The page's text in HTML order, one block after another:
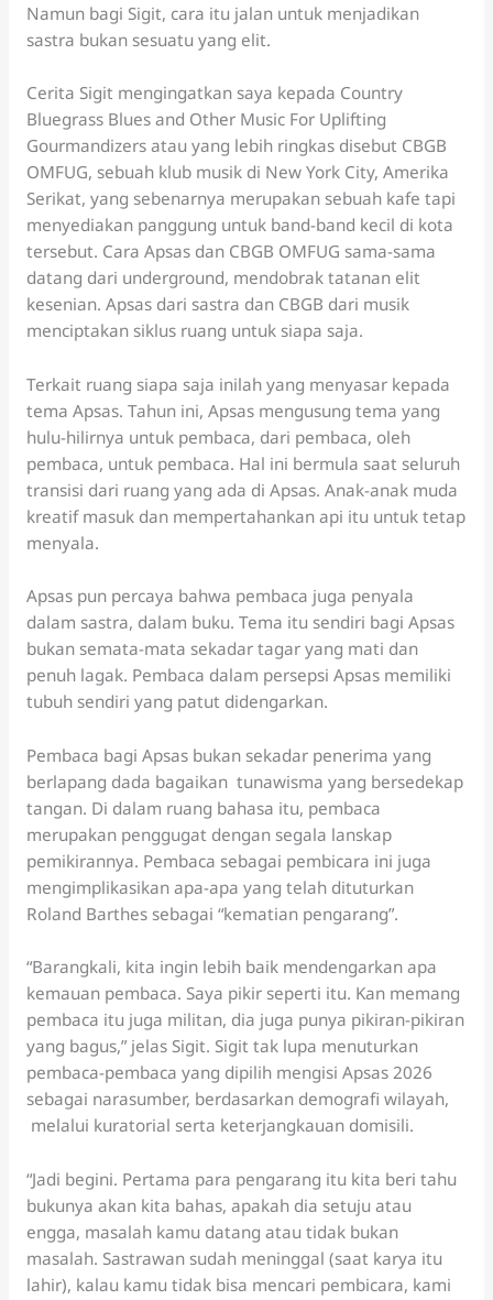
Namun bagi Sigit, cara itu jalan untuk menjadikan
sastra bukan sesuatu yang elit.
Cerita Sigit mengingatkan saya kepada Country
Bluegrass Blues and Other Music For Uplifting
Gourmandizers atau yang lebih ringkas disebut CBGB
OMFUG, sebuah klub musik di New York City, Amerika
Serikat, yang sebenarnya merupakan sebuah kafe tapi
menyediakan panggung untuk band-band kecil di kota
tersebut. Cara Apsas dan CBGB OMFUG sama-sama
datang dari underground, mendobrak tatanan elit
kesenian. Apsas dari sastra dan CBGB dari musik
menciptakan siklus ruang untuk siapa saja.
Terkait ruang siapa saja inilah yang menyasar kepada
tema Apsas. Tahun ini, Apsas mengusung tema yang
hulu-hilirnya untuk pembaca, dari pembaca, oleh
pembaca, untuk pembaca. Hal ini bermula saat seluruh
transisi dari ruang yang ada di Apsas. Anak-anak muda
kreatif masuk dan mempertahankan api itu untuk tetap
menyala.
Apsas pun percaya bahwa pembaca juga penyala
dalam sastra, dalam buku. Tema itu sendiri bagi Apsas
bukan semata-mata sekadar tagar yang mati dan
penuh lagak. Pembaca dalam persepsi Apsas memiliki
tubuh sendiri yang patut didengarkan.
Pembaca bagi Apsas bukan sekadar penerima yang
berlapang dada bagaikan tunawisma yang bersedekap
tangan. Di dalam ruang bahasa itu, pembaca
merupakan penggugat dengan segala lanskap
pemikirannya. Pembaca sebagai pembicara ini juga
mengimplikasikan apa-apa yang telah dituturkan
Roland Barthes sebagai “kematian pengarang”.
“Barangkali, kita ingin lebih baik mendengarkan apa
kemauan pembaca. Saya pikir seperti itu. Kan memang
pembaca itu juga militan, dia juga punya pikiran-pikiran
yang bagus,” jelas Sigit. Sigit tak lupa menuturkan
pembaca-pembaca yang dipilih mengisi Apsas 2026
sebagai narasumber, berdasarkan demografi wilayah,
melalui kuratorial serta keterjangkauan domisili.
“Jadi begini. Pertama para pengarang itu kita beri tahu
bukunya akan kita bahas, apakah dia setuju atau
engga, masalah kamu datang atau tidak bukan
masalah. Sastrawan sudah meninggal (saat karya itu
lahir), kalau kamu tidak bisa mencari pembicara, kami